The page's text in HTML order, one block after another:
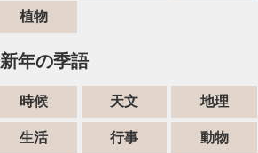
植物
新年の季語
時候 天文 地理
生活 行事 動物